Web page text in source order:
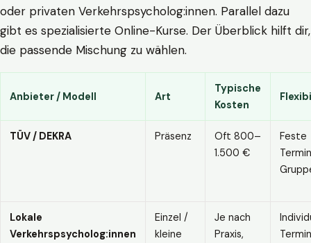
oder privaten Verkehrspsycholog:innen. Parallel dazu
gibt es spezialisierte Online-Kurse. Der Überblick hilft dir,
die passende Mischung zu wählen.
Anbieter / Modell Art
Typische
Kosten
TÜV / DEKRA Präsenz
Oft 800–
1.500 €
Feste
Lokale
Verkehrspsycholog:innen
Einzel /
kleine
Je nach
Praxis,